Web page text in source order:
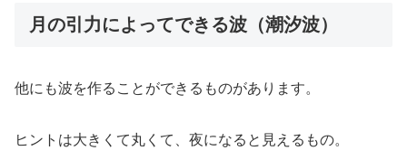
月の引力によってできる波（潮汐波）
他にも波を作ることができるものがあります。
ヒントは大きくて丸くて、夜になると見えるもの。